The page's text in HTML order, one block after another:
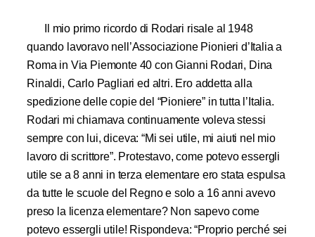
Il mio primo ricordo di Rodari risale al 1948
quando lavoravo nell’Associazione Pionieri d’Italia a
Roma in Via Piemonte 40 con Gianni Rodari, Dina
Rinaldi, Carlo Pagliari ed altri. Ero addetta alla
spedizione delle copie del “Pioniere” in tutta l’Italia.
Rodari mi chiamava continuamente voleva stessi
sempre con lui, diceva: “Mi sei utile, mi aiuti nel mio
lavoro di scrittore”. Protestavo, come potevo essergli
utile se a 8 anni in terza elementare ero stata espulsa
da tutte le scuole del Regno e solo a 16 anni avevo
preso la licenza elementare? Non sapevo come
potevo essergli utile! Rispondeva: “Proprio perché sei